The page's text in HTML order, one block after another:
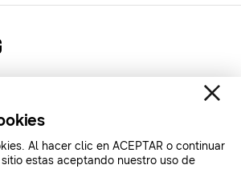
Al hacer clic en ACEPTAR o continuar
estas aceptando nuestro uso de